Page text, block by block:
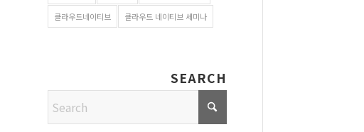
클라우드네이티브 클라우드 네이티브 세미나
SEARCH